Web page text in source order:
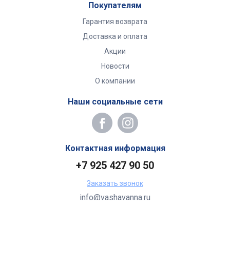
Покупателям
Гарантия возврата
Доставка и оплата
Акции
Новости
О компании
Наши социальные сети
Контактная информация
+7 925 427 90 50
Заказать звонок
info@vashavanna.ru